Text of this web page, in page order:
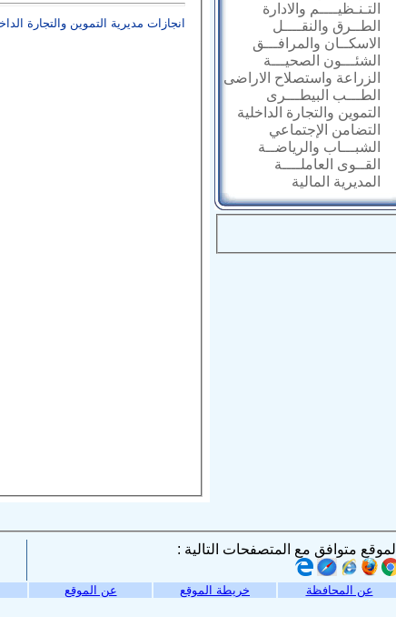
التـنـظيــــم والادارة
الطــرق والنقــــل
الاسكــان والمرافـــق
الشئـــون الصحيـــة
الزراعة واستصلاح الاراضى
الطـــب البيطـــرى
التموين والتجارة الداخلية
التضامن الإجتماعي
الشبـــاب والرياضــة
القــوى العاملــــة
المديرية المالية
انجازات مديرية التموين والتجارة
الموقع متوافق مع المتصفحات التالية :
عن المحافظة خريطة الموقع عن الموقع